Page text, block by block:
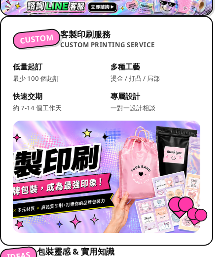
CUSTOM 客製印刷服務
CUSTOM PRINTING SERVICE
低量起訂
最少 100 個起訂
多種工藝
燙金 / 打凸 / 局部
快速交期
約 7-14 個工作天
專屬設計
一對一設計相談
包裝靈感 & 實用知識